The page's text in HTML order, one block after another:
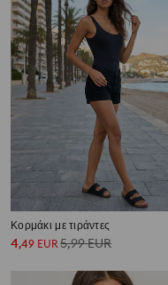
Κορμάκι με τιράντες
4,49 EUR5,99EUR